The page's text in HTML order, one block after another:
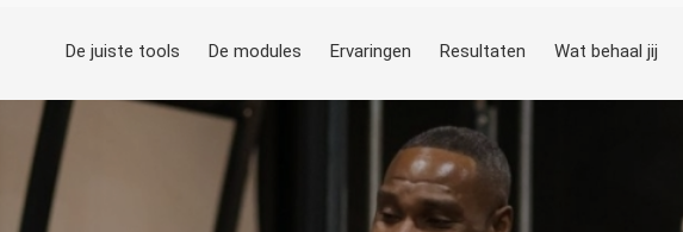
De juiste tools De modules Ervaringen Resultaten Wat behaal jij